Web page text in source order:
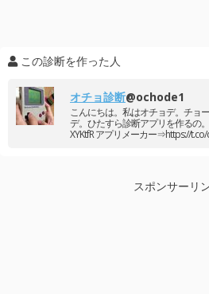
この診断を作った人
オチョ診断@ochode1
こんにちは。私はオチョデ。チョ
デ。ひたすら診断アプリを作るの
XYKtfR アプリメーカー⇒https://t.co/
スポンサーリ